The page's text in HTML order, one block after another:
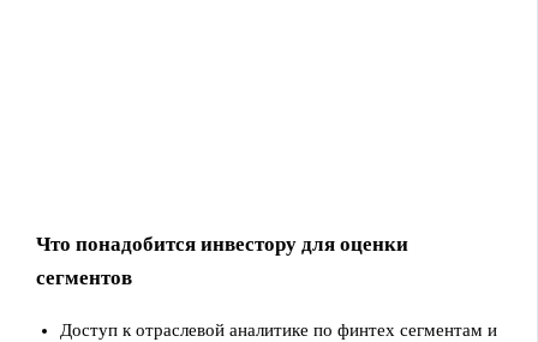
Что понадобится инвестору для оценки
сегментов
Доступ к отраслевой аналитике по финтех сегментам и